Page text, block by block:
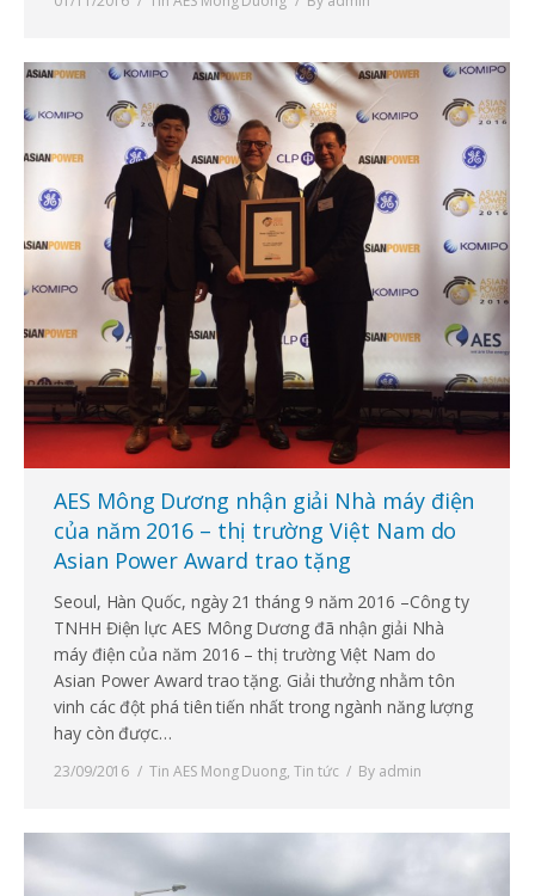
AES Mông Dương nhận giải Nhà máy điện
của năm 2016 – thị trường Việt Nam do
Asian Power Award trao tặng
Seoul, Hàn Quốc, ngày 21 tháng 9 năm 2016 –Công ty
TNHH Điện lực AES Mông Dương đã nhận giải Nhà
máy điện của năm 2016 – thị trường Việt Nam do
Asian Power Award trao tặng. Giải thưởng nhằm tôn
vinh các đột phá tiên tiến nhất trong ngành năng lượng
hay còn được…
23/09/2016 Tin AES Mong Duong, Tin tức By admin